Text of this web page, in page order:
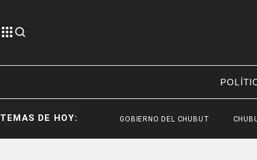
TEMAS DE HOY: GOBIERNO DEL CHUBUT CHUBUT